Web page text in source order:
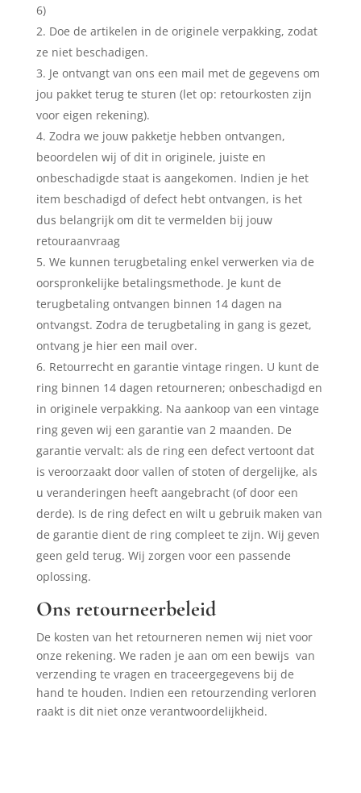
6)
Doe de artikelen in de originele verpakking, zodat
ze niet beschadigen.
Je ontvangt van ons een mail met de gegevens om
jou pakket terug te sturen (let op: retourkosten zijn
voor eigen rekening).
Zodra we jouw pakketje hebben ontvangen,
beoordelen wij of dit in originele, juiste en
onbeschadigde staat is aangekomen. Indien je het
item beschadigd of defect hebt ontvangen, is het
dus belangrijk om dit te vermelden bij jouw
retouraanvraag
We kunnen terugbetaling enkel verwerken via de
oorspronkelijke betalingsmethode. Je kunt de
terugbetaling ontvangen binnen 14 dagen na
ontvangst. Zodra de terugbetaling in gang is gezet,
ontvang je hier een mail over.
Retourrecht en garantie vintage ringen. U kunt de
ring binnen 14 dagen retourneren; onbeschadigd en
in originele verpakking. Na aankoop van een vintage
ring geven wij een garantie van 2 maanden. De
garantie vervalt: als de ring een defect vertoont dat
is veroorzaakt door vallen of stoten of dergelijke, als
u veranderingen heeft aangebracht (of door een
derde). Is de ring defect en wilt u gebruik maken van
de garantie dient de ring compleet te zijn. Wij geven
geen geld terug. Wij zorgen voor een passende
oplossing.
Ons retourneerbeleid
De kosten van het retourneren nemen wij niet voor
onze rekening. We raden je aan om een bewijs van
verzending te vragen en traceergegevens bij de
hand te houden. Indien een retourzending verloren
raakt is dit niet onze verantwoordelijkheid.